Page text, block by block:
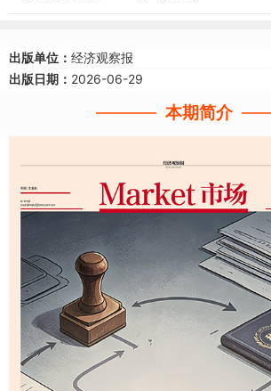
出版单位： 经济观察报
出版日期： 2026-06-29
本期简介